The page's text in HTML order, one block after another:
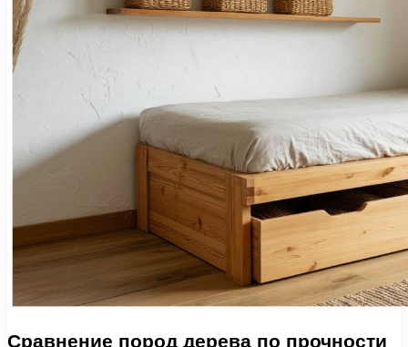
Сравнение пород дерева по прочности